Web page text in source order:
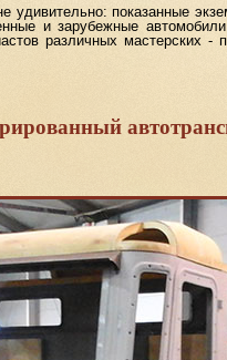
показанные
и зарубежные
различных мастерских